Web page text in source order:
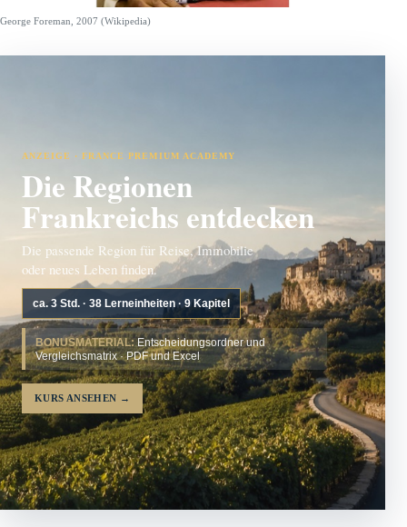
George Foreman, 2007 (Wikipedia)
ANZEIGE · FRANCE PREMIUM ACADEMY
Die Regionen
Frankreichs entdecken
Die passende Region für Reise, Immobilie
oder neues Leben finden.
ca. 3 Std. · 38 Lerneinheiten · 9 Kapitel
BONUSMATERIAL: Entscheidungsordner und
Vergleichsmatrix · PDF und Excel
KURS ANSEHEN →